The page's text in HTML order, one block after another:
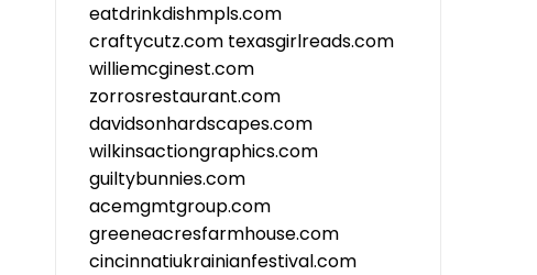
eatdrinkdishmpls.com
craftycutz.com texasgirlreads.com
williemcginest.com
zorrosrestaurant.com
davidsonhardscapes.com
wilkinsactiongraphics.com
guiltybunnies.com
acemgmtgroup.com
greeneacresfarmhouse.com
cincinnatiukrainianfestival.com